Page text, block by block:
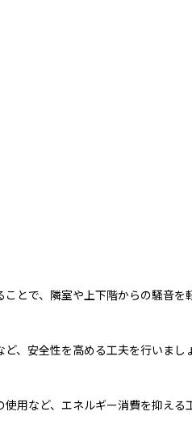
とで、隣室や上下階からの騒音を
、安全性を高める工夫を行いまし
用など、エネルギー消費を抑える